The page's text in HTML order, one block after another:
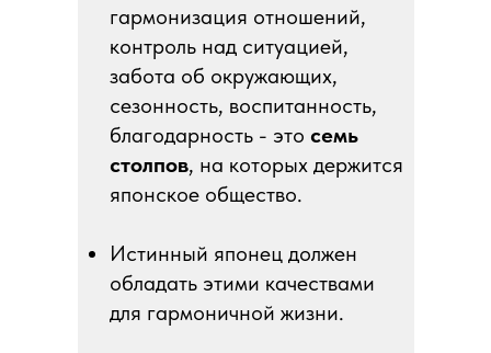
гармонизация отношений,
контроль над ситуацией,
забота об окружающих,
сезонность, воспитанность,
благодарность - это семь
столпов, на которых держится
японское общество.
Истинный японец должен
обладать этими качествами
для гармоничной жизни.